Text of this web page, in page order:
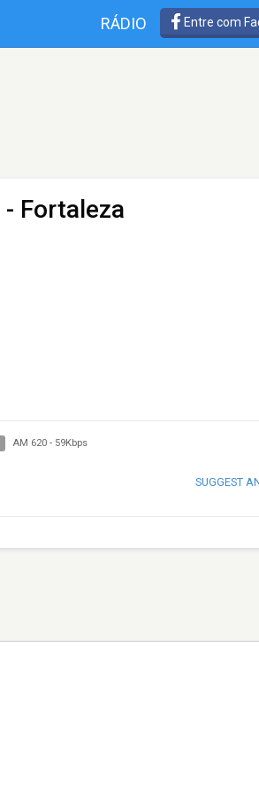
RÁDIO Entre com
Fortaleza
AM 620- 59Kbps
SUGGEST